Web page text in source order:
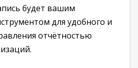
будет вашим
для удобного и
отчётностью